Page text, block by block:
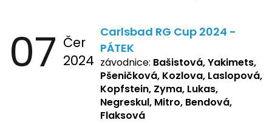
Žbánková, Bašistová Beáta,
Yakimets, Pšeničková Vanesa,
Kozlova Nelly, Laslopová B.,
Kopfstein, Lukas, Negreskul ,
Mitro, Bendová, Flaksová
07 Čer
2024
Carlsbad RG Cup 2024 -
PÁTEK
závodnice: Bašistová, Yakimets,
Pšeničková, Kozlova, Laslopová,
Kopfstein, Zyma, Lukas,
Negreskul, Mitro, Bendová,
Flaksová